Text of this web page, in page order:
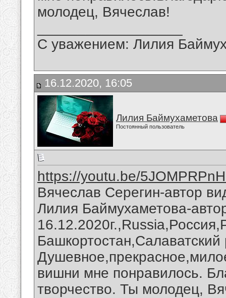
молодец, Вячеслав!
С уважением: Лилия
16.12.2020, 16:05
Лилия Баймухаметова
Постоянный пользователь
https://youtu.be/
Вячеслав Серегин-автор
Лилия Баймухаметова-
вишни мне понравилось.
творчество. Ты молодец,